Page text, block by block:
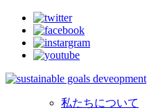
私たちについて